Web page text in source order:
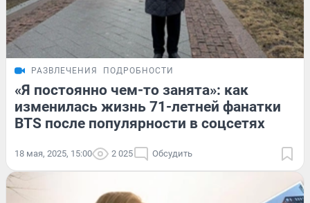
РАЗВЛЕЧЕНИЯ ПОДРОБНОСТИ
«Я постоянно чем-то занята»: как
изменилась жизнь 71-летней фанатки
BTS после популярности в соцсетях
18 мая, 2025, 15:00 2 025 Обсудить